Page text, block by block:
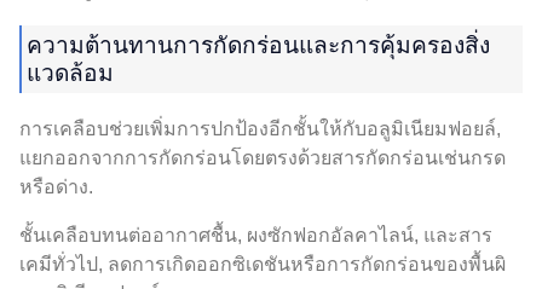
ความต้านทานการกัดกร่อนและการคุ้มครองสิ่ง
แวดล้อม
การเคลือบช่วยเพิ่มการปกป้องอีกชั้นให้กับอลูมิเนียมฟอยล์,
แยกออกจากการกัดกร่อนโดยตรงด้วยสารกัดกร่อนเช่นกรด
หรือด่าง.
ชั้นเคลือบทนต่ออากาศชื้น, ผงซักฟอกอัลคาไลน์, และสาร
เคมีทั่วไป, ลดการเกิดออกซิเดชันหรือการกัดกร่อนของพื้นผิ